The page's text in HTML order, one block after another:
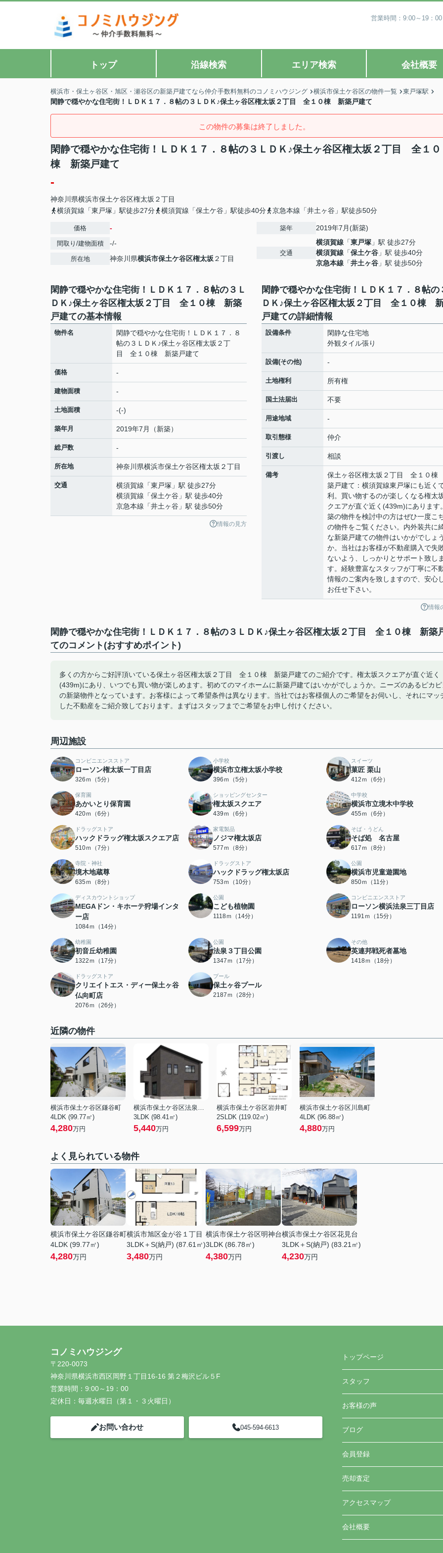
営業時間：9:00～19：
トップ 沿線検索 エリア検索 会社概要
横浜市・保土ヶ谷区・旭区・瀬谷区の新築戸建てなら仲介手数料無料のコノミハウジング 横浜市保土ケ谷区の物件一覧 東戸塚駅
閑静で穏やかな住宅街！ＬＤＫ１７．８帖の３ＬＤＫ♪保土ヶ谷区権太坂２丁目 全１０棟 新築戸建て
この物件の募集は終了しました。
閑静で穏やかな住宅街！ＬＤＫ１７．８帖の３ＬＤＫ♪保土ヶ谷区権太坂２丁目 全１０
棟 新築戸建て
-
神奈川県横浜市保土ケ谷区権太坂 ２丁目
横須賀線「東戸塚」駅徒歩27分
横須賀線「保土ケ谷」駅徒歩40分 京急本線「井土ヶ谷」駅徒歩50分
価格 -
間取り/建物面積 -/-
所在地 神奈川県横浜市保土ケ谷区権太坂 ２丁目
築年 2019年7月(新築)
交通
横須賀線 「東戸塚 」駅 徒歩27分
横須賀線 「保土ケ谷 」駅 徒歩40分
京急本線 「井土ヶ谷 」駅 徒歩50分
閑静で穏やかな住宅街！ＬＤＫ１７．８帖の３Ｌ
ＤＫ♪保土ヶ谷区権太坂２丁目 全１０棟 新築
戸建ての基本情報
物件名
閑静で穏やかな住宅街！ＬＤＫ１７．８
帖の３ＬＤＫ♪保土ヶ谷区権太坂２丁
目 全１０棟 新築戸建て
価格 -
建物面積 -
土地面積 -(-)
築年月 2019年7月（新築）
総戸数 -
所在地 神奈川県横浜市保土ケ谷区権太坂 ２丁目
交通 横須賀線 「東戸塚 」駅 徒歩27分
横須賀線 「保土ケ谷 」駅 徒歩40分
京急本線 「井土ヶ谷 」駅 徒歩50分
情報の見方
閑静で穏やかな住宅街！ＬＤＫ１７．８帖の
ＤＫ♪保土ヶ谷区権太坂２丁目 全１０棟
戸建ての詳細情報
設備条件
閑静な住宅地
外観タイル張り
設備(その他) -
土地権利 所有権
国土法届出 不要
用途地域 -
取引態様 仲介
引渡し 相談
備考
保土ヶ谷区権太坂２丁目 全１０
築戸建て：横須賀線東戸塚にも近く
利。買い物するのが楽しくなる権太
クエアが直ぐ近く(439m)にあります
築の物件を検討中の方はぜひ一度こ
の物件をご覧ください。内外装共に
な新築戸建ての物件はいかがでしょ
か。当社はお客様が不動産購入で失
ないよう、しっかりとサポート致し
す。経験豊富なスタッフが丁寧に不
情報のご案内を致しますので、安心
お任せ下さい。
情報
閑静で穏やかな住宅街！ＬＤＫ１７．８帖の３ＬＤＫ♪保土ヶ谷区権太坂２丁目 全１０棟 新築
てのコメント(おすすめポイント)
多くの方からご好評頂いている保土ヶ谷区権太坂２丁目 全１０棟 新築戸建てのご紹介です。権太坂スクエアが直ぐ近く
(439m)にあり、いつでも買い物が楽しめます。初めてのマイホームに新築戸建てはいかがでしょうか。ニーズのあるピカ
の新築物件となっています。お客様によって希望条件は異なります。当社ではお客様個人のご希望をお伺いし、それにマッ
した不動産をご紹介致しております。まずはスタッフまでご希望をお申し付けください。
周辺施設
コンビニエンスストア
ローソン権太坂一丁目店
326ｍ（5分）
小学校
横浜市立権太坂小学校
396ｍ（5分）
スイーツ
菓匠 栗山
412ｍ（6分）
保育園
あかいとり保育園
420ｍ（6分）
ショッピングセンター
権太坂スクエア
439ｍ（6分）
中学校
横浜市立境木中学校
455ｍ（6分）
ドラッグストア
ハックドラッグ権太坂スクエア店
510ｍ（7分）
家電製品
ノジマ権太坂店
577ｍ（8分）
そば・うどん
そば処 名古屋
617ｍ（8分）
寺院・神社
境木地蔵尊
635ｍ（8分）
ドラッグストア
ハックドラッグ権太坂店
753ｍ（10分）
公園
横浜市児童遊園地
850ｍ（11分）
ディスカウントショップ
MEGAドン・キホーテ狩場インタ
ー店
1084ｍ（14分）
公園
こども植物園
1118ｍ（14分）
コンビニエンスストア
ローソン横浜法泉三丁目店
1191ｍ（15分）
幼稚園
初音丘幼稚園
1322ｍ（17分）
公園
法泉３丁目公園
1347ｍ（17分）
その他
英連邦戦死者墓地
1418ｍ（18分）
ドラッグストア
クリエイトエス・ディー保土ヶ谷
仏向町店
2076ｍ（26分）
プール
保土ヶ谷プール
2187ｍ（28分）
近隣の物件
横浜市保土ケ谷区鎌谷町
4LDK (99.77㎡)
4,280万円
横浜市保土ケ谷区法泉２丁目
3LDK (98.41㎡)
5,440万円
横浜市保土ケ谷区岩井町
2SLDK (119.02㎡)
6,599万円
横浜市保土ケ谷区川島町
4LDK (96.88㎡)
4,880万円
よく見られている物件
横浜市保土ケ谷区鎌谷町
4LDK (99.77㎡)
4,280万円
横浜市旭区金が谷１丁目
3LDK＋S(納戸) (87.61㎡)
3,480万円
横浜市保土ケ谷区明神台
3LDK (86.78㎡)
4,380万円
横浜市保土ケ谷区花見台
3LDK＋S(納戸) (83.21㎡)
4,230万円
コノミハウジング
〒220-0073
神奈川県横浜市西区岡野１丁目16-16 第２梅沢ビル５F
営業時間： 9:00～19：00
定休日： 毎週水曜日（第１・３火曜日）
お問い合わせ 045-594-6613
トップページ
スタッフ
お客様の声
ブログ
会員登録
売却査定
アクセスマップ
会社概要